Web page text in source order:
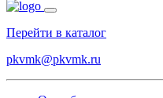
Перейти в каталог
pkvmk@pkvmk.ru